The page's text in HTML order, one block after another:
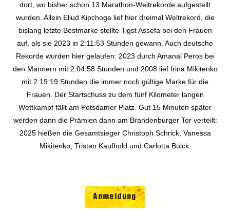
dort, wo bisher schon 13 Marathon-Weltrekorde aufgestellt
wurden. Allein Eliud Kipchoge lief hier dreimal Weltrekord, die
bislang letzte Bestmarke stellte Tigst Assefa bei den Frauen
auf, als sie 2023 in 2:11:53 Stunden gewann. Auch deutsche
Rekorde wurden hier gelaufen: 2023 durch Amanal Peros bei
den Männern mit 2:04:58 Stunden und 2008 lief Irina Mikitenko
mit 2:19:19 Stunden die immer noch gültige Marke für die
Frauen. Der Startschuss zu dem fünf Kilometer langen
Wettkampf fällt am Potsdamer Platz. Gut 15 Minuten später
werden dann die Prämien dann am Brandenburger Tor verteilt:
2025 hießen die Gesamtsieger Christoph Schrick, Vanessa
Mikitenko, Tristan Kaufhold und Carlotta Bülck.
Anmeldung